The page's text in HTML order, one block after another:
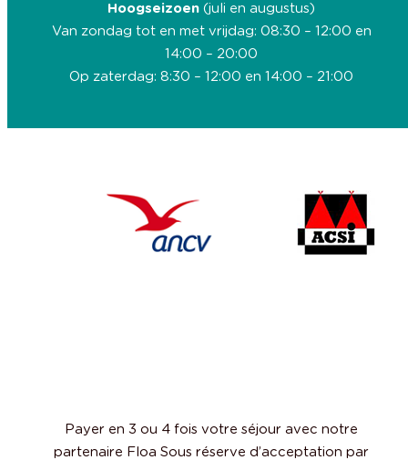
Hoogseizoen (juli en augustus)
Van zondag tot en met vrijdag: 08:30 – 12:00 en
14:00 – 20:00
Op zaterdag: 8:30 – 12:00 en 14:00 – 21:00
Payer en 3 ou 4 fois votre séjour avec notre
partenaire Floa Sous réserve d’acceptation par